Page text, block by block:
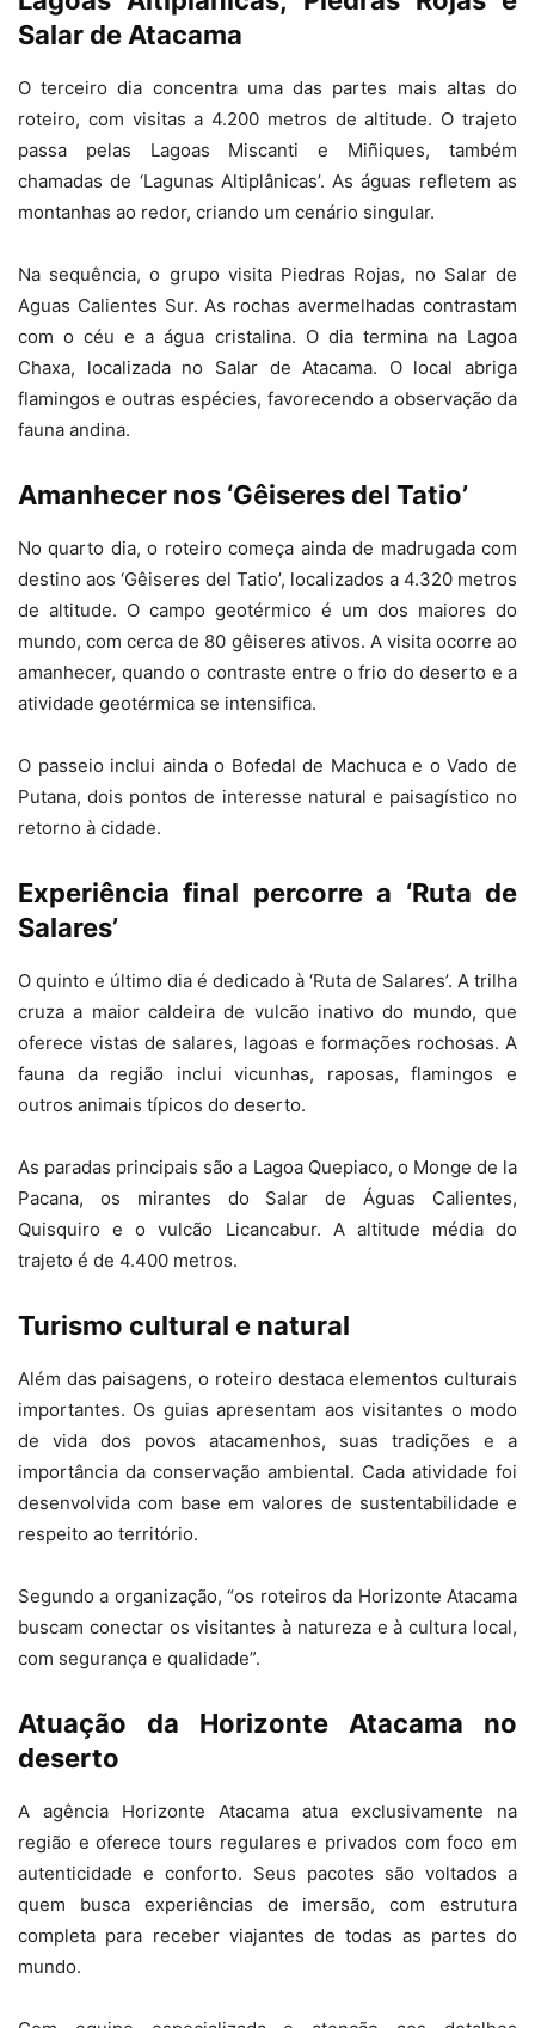
Salar de Atacama
O terceiro dia concentra uma das partes mais altas do
roteiro, com visitas a 4.200 metros de altitude. O trajeto
passa pelas Lagoas Miscanti e Miñiques, também
chamadas de ‘Lagunas Altiplânicas’. As águas refletem as
montanhas ao redor, criando um cenário singular.
Na sequência, o grupo visita Piedras Rojas, no Salar de
Aguas Calientes Sur. As rochas avermelhadas contrastam
com o céu e a água cristalina. O dia termina na Lagoa
Chaxa, localizada no Salar de Atacama. O local abriga
flamingos e outras espécies, favorecendo a observação da
fauna andina.
Amanhecer nos ‘Gêiseres del Tatio’
No quarto dia, o roteiro começa ainda de madrugada com
destino aos ‘Gêiseres del Tatio’, localizados a 4.320 metros
de altitude. O campo geotérmico é um dos maiores do
mundo, com cerca de 80 gêiseres ativos. A visita ocorre ao
amanhecer, quando o contraste entre o frio do deserto e a
atividade geotérmica se intensifica.
O passeio inclui ainda o Bofedal de Machuca e o Vado de
Putana, dois pontos de interesse natural e paisagístico no
retorno à cidade.
Experiência final percorre a ‘Ruta de
Salares’
O quinto e último dia é dedicado à ‘Ruta de Salares’. A trilha
cruza a maior caldeira de vulcão inativo do mundo, que
oferece vistas de salares, lagoas e formações rochosas. A
fauna da região inclui vicunhas, raposas, flamingos e
outros animais típicos do deserto.
As paradas principais são a Lagoa Quepiaco, o Monge de la
Pacana, os mirantes do Salar de Águas Calientes,
Quisquiro e o vulcão Licancabur. A altitude média do
trajeto é de 4.400 metros.
Turismo cultural e natural
Além das paisagens, o roteiro destaca elementos culturais
importantes. Os guias apresentam aos visitantes o modo
de vida dos povos atacamenhos, suas tradições e a
importância da conservação ambiental. Cada atividade foi
desenvolvida com base em valores de sustentabilidade e
respeito ao território.
Segundo a organização, “os roteiros da Horizonte Atacama
buscam conectar os visitantes à natureza e à cultura local,
com segurança e qualidade”.
Atuação da Horizonte Atacama no
deserto
A agência Horizonte Atacama atua exclusivamente na
região e oferece tours regulares e privados com foco em
autenticidade e conforto. Seus pacotes são voltados a
quem busca experiências de imersão, com estrutura
completa para receber viajantes de todas as partes do
mundo.